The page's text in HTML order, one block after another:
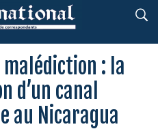
malédiction : la
d’un canal
au Nicaragua